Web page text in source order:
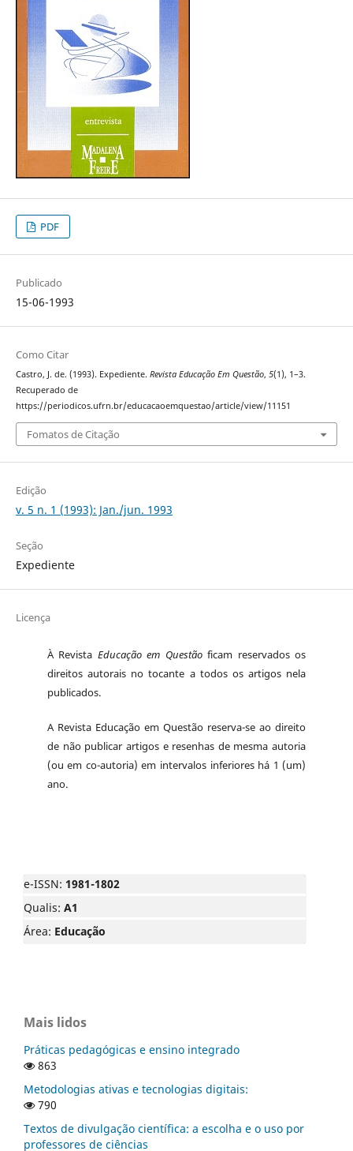
PDF
Publicado
15-06-1993
Como Citar
Castro, J. de. (1993). Expediente. Revista Educação Em Questão, 5(1), 1–3.
Recuperado de
https://periodicos.ufrn.br/educacaoemquestao/article/view/11151
Fomatos de Citação
Edição
v. 5 n. 1 (1993): Jan./jun. 1993
Seção
Expediente
Licença
À Revista Educação em Questãoficam reservados os
direitos autorais no tocante a todos os artigos nela
publicados.
A Revista Educação em Questão reserva-se ao direito
de não publicar artigos e resenhas de mesma autoria
(ou em co-autoria) em intervalos inferiores há 1 (um)
ano.
e-ISSN: 1981-1802
Qualis: A1
Área: Educação
Mais lidos
Práticas pedagógicas e ensino integrado
863
Metodologias ativas e tecnologias digitais:
790
Textos de divulgação científica: a escolha e o uso por
professores de ciências